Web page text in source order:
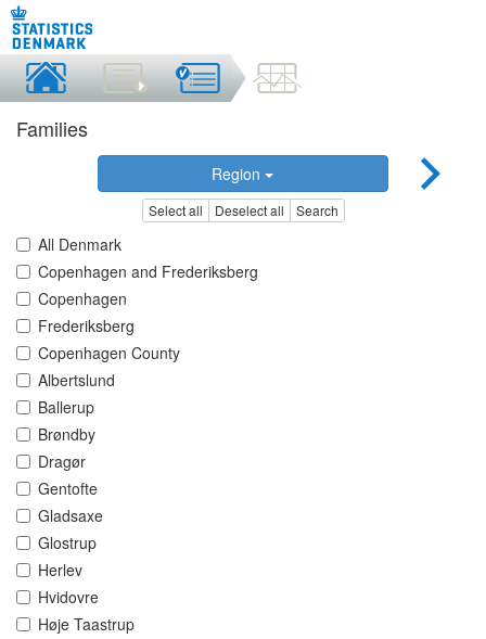
Families
Region
Select all Deselect all Search
All Denmark
Copenhagen and Frederiksberg
Copenhagen
Frederiksberg
Copenhagen County
Albertslund
Ballerup
Brøndby
Dragør
Gentofte
Gladsaxe
Glostrup
Herlev
Hvidovre
Høje Taastrup